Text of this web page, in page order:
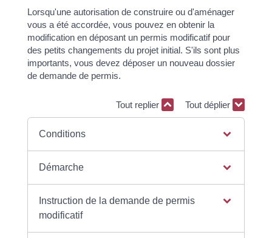
Lorsqu'une autorisation de construire ou d'aménager
vous a été accordée, vous pouvez en obtenir la
modification en déposant un permis modificatif pour
des petits changements du projet initial. S'ils sont plus
importants, vous devez déposer un nouveau dossier
de demande de permis.
Tout replier Tout déplier
Conditions
Démarche
Instruction de la demande de permis
modificatif